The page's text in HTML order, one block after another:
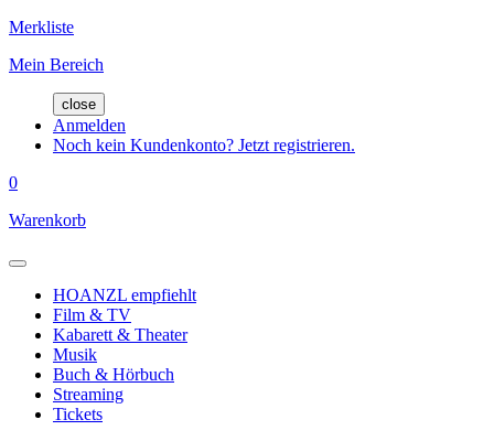
Merkliste
Mein Bereich
close
Anmelden
Noch kein Kundenkonto? Jetzt registrieren.
0
Warenkorb
HOANZL empfiehlt
Film & TV
Kabarett & Theater
Musik
Buch & Hörbuch
Streaming
Tickets